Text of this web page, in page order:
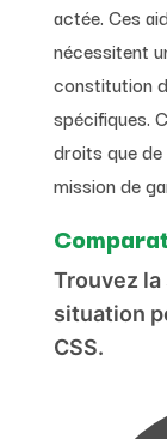
actée. Ces
nécessitent
constitution
spécifiques.
droits que
mission de
Trouvez
situation
CSS.